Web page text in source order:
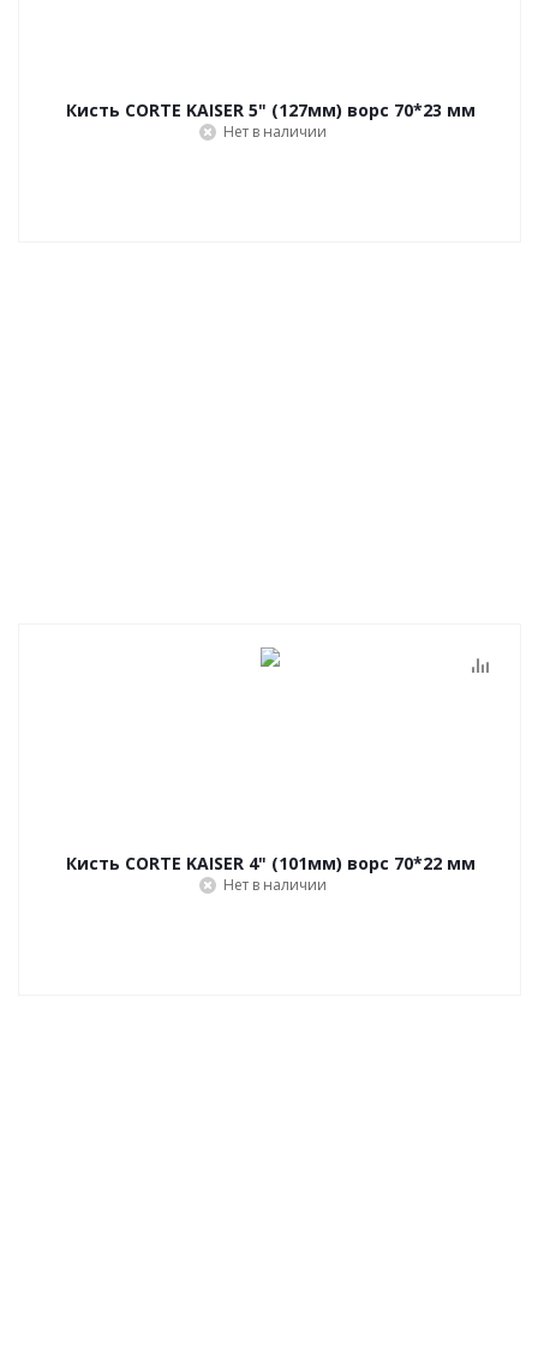
Кисть CORTE KAISER 5" (127мм) ворс 70*23 мм
Нет в наличии
Кисть CORTE KAISER 4" (101мм) ворс 70*22 мм
Нет в наличии